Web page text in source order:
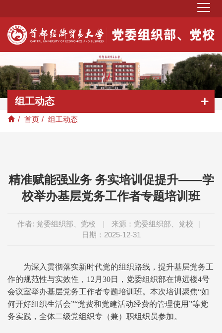
/ 首页 / 组工动态
组工动态
精准赋能强业务 务实培训促提升——学
校举办基层党务工作者专题培训班
作者: 党委组织部、党校 | 来源：党委组织部、党校
|
日期：2025-12-31
为深入贯彻落实新时代党的组织路线，提升基层党务工
作的规范性与实效性，12月30日，党委组织部在博远楼4号
会议室举办基层党务工作者专题培训班。本次培训聚焦“如
何开好组织生活会”“党费和党建活动经费的管理使用”等党
务实践，全体二级党组织专（兼）职组织员参加。